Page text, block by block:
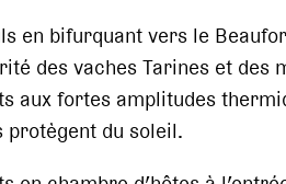
en bifurquant vers le
des vaches Tarines et des
aux fortes amplitudes
du soleil.